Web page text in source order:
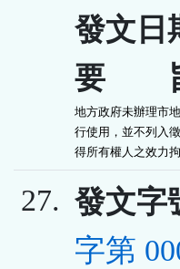
發文日
要
地方政府未辦理市
行使用，並不列入
得所有權人之效力
27. 發文字
字第